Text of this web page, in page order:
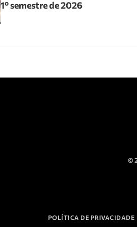
1º semestre de 2026
©
POLÍTICA DE PRIVACIDADE